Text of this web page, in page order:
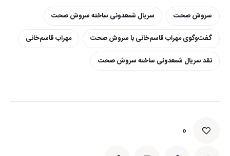
سروش صحت
سریال شمعدونی ساخته سروش صحت
گفت‌وگوی مهراب قاسم‌خانی با سروش صحت
مهراب قاسم‌خانی
نقد سریال شمعدونی ساخته سروش صحت
0